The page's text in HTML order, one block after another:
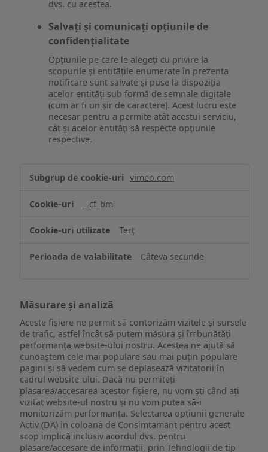
dvs. cu acestea.
Salvați și comunicați opțiunile de
confidențialitate
Opțiunile pe care le alegeți cu privire la
scopurile și entitățile enumerate în prezenta
notificare sunt salvate și puse la dispoziția
acelor entități sub formă de semnale digitale
(cum ar fi un șir de caractere). Acest lucru este
necesar pentru a permite atât acestui serviciu,
cât și acelor entități să respecte opțiunile
respective.
funcționalităților
ului
vimeo.com
__cf_bm
Terț
Câteva secunde
Măsurare și analiză
Aceste fișiere ne permit să contorizăm vizitele și sursele
de trafic, astfel încât să putem măsura și îmbunătăți
performanța website-ului nostru. Acestea ne ajută să
cunoaștem cele mai populare sau mai puțin populare
pagini și să vedem cum se deplasează vizitatorii în
cadrul website-ului. Dacă nu permiteți
plasarea/accesarea acestor fișiere, nu vom ști când ați
vizitat website-ul nostru și nu vom putea să-i
monitorizăm performanța. Selectarea opțiunii generale
Activ (DA) in coloana de Consimtamant pentru acest
scop implică inclusiv acordul dvs. pentru
plasare/accesare de informații, prin Tehnologii de tip